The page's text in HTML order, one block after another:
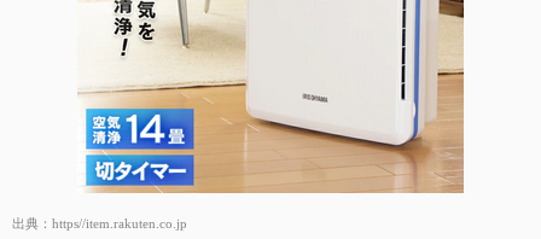
出典： https//item.rakuten.co.jp